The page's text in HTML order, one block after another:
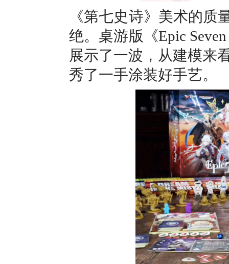
《第七史诗》美术的质
绝。桌游版《Epic
展示了一波，从建模来
秀了一手涂装好手艺。